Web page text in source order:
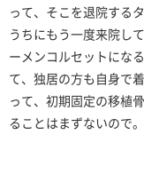
って、そこを退院する
うちにもう一度来院し
ーメンコルセットにな
て、独居の方も自身で
って、初期固定の移植
ることはまずないので。